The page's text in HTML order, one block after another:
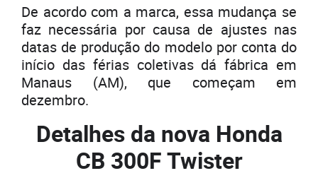
De acordo com a marca, essa mudança se
faz necessária por causa de ajustes nas
datas de produção do modelo por conta do
início das férias coletivas dá fábrica em
Manaus (AM), que começam em
dezembro.
Detalhes da nova Honda
CB 300F Twister